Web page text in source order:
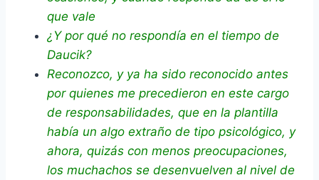
que vale
¿Y por qué no respondía en el tiempo de
Daucik?
Reconozco, y ya ha sido reconocido antes
por quienes me precedieron en este cargo
de responsabilidades, que en la plantilla
había un algo extraño de tipo psicológico, y
ahora, quizás con menos preocupaciones,
los muchachos se desenvuelven al nivel de